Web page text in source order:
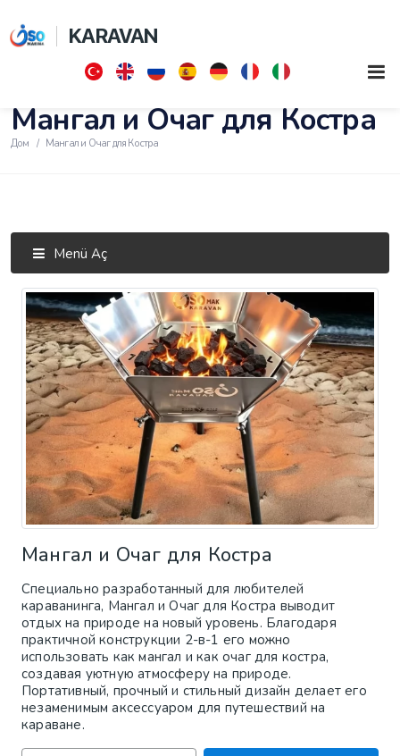
KARAVAN
Мангал и Очаг для Костра
Дом Мангал и Очаг для Костра
Menü Aç
Мангал и Очаг для Костра
Специально разработанный для любителей
караванинга, Мангал и Очаг для Костра выводит
отдых на природе на новый уровень. Благодаря
практичной конструкции 2-в-1 его можно
использовать как мангал и как очаг для костра,
создавая уютную атмосферу на природе.
Портативный, прочный и стильный дизайн делает его
незаменимым аксессуаром для путешествий на
караване.